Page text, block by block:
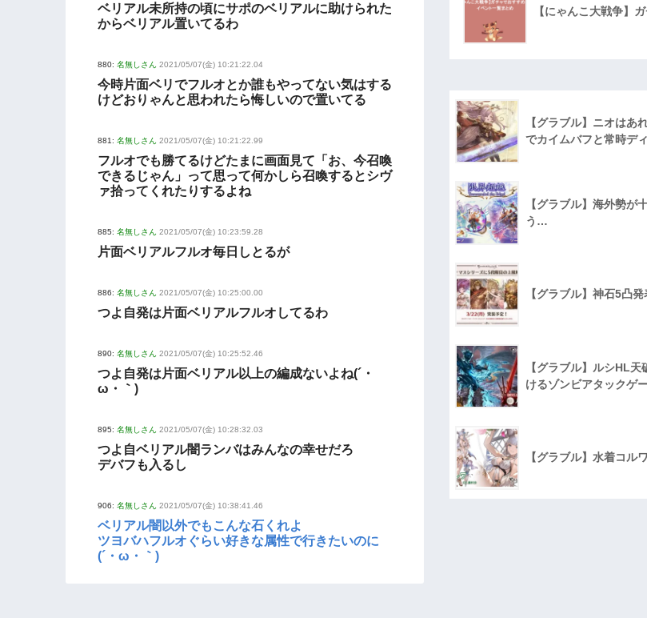
ベリアル未所持の頃にサポのベリアルに助けられた
からベリアル置いてるわ
880: 名無しさん 2021/05/07(金) 10:21:22.04
今時片面ベリでフルオとか誰もやってない気はする
けどおりゃんと思われたら悔しいので置いてる
881: 名無しさん 2021/05/07(金) 10:21:22.99
フルオでも勝てるけどたまに画面見て「お、今召喚
できるじゃん」って思って何かしら召喚するとシヴ
ァ拾ってくれたりするよね
885: 名無しさん 2021/05/07(金) 10:23:59.28
片面ベリアルフルオ毎日しとるが
886: 名無しさん 2021/05/07(金) 10:25:00.00
つよ自発は片面ベリアルフルオしてるわ
890: 名無しさん 2021/05/07(金) 10:25:52.46
つよ自発は片面ベリアル以上の編成ないよね(´・
ω・｀)
895: 名無しさん 2021/05/07(金) 10:28:32.03
つよ自ベリアル闇ランバはみんなの幸せだろ
デバフも入るし
906: 名無しさん 2021/05/07(金) 10:38:41.46
ベリアル闇以外でもこんな石くれよ
ツヨバハフルオぐらい好きな属性で行きたいのに
(´・ω・｀)
【にゃんこ大戦争】
【グラブル】ニオはあ
でカイムバフと常時デ
【グラブル】海外勢
う…
【グラブル】神石5凸
【グラブル】ルシHL
けるゾンビアタックゲ
【グラブル】水着コル